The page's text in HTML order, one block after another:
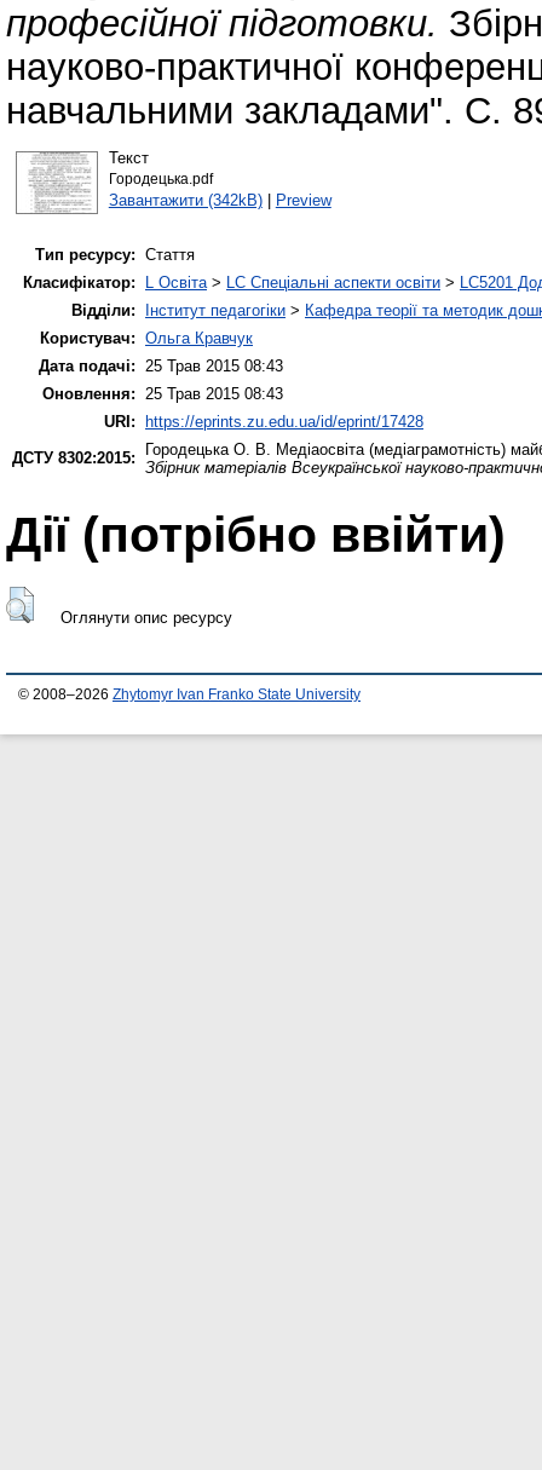
професійної підготовки.
науково-практичної
навчальними закладами". С.
Текст
Городецька.pdf
Завантажити (342kB)| Preview
Тип ресурсу: Стаття
Класифікатор:
L Освіта> LC Спеціальні аспекти освіти > LC5201
Відділи:
Інститут педагогіки > Кафедра теорії та методик
Користувач: Ольга Кравчук
Дата подачі: 25 Трав 2015 08:43
Оновлення: 25 Трав 2015 08:43
URI:
https://eprints.zu.edu.ua/id/eprint/17428
ДСТУ 8302:2015:
Городецька О. В. Медіаосвіта (медіаграмотність)
Збірник матеріалів Всеукраїнської науково-
Дії ​​(потрібно ввійти)
Оглянути опис ресурсу
© 2008–2026 Zhytomyr Ivan Franko State University